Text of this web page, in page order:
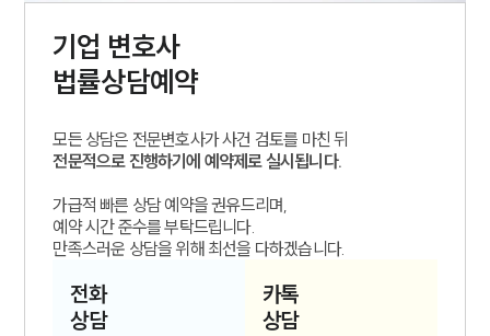
기업 변호사
법률상담예약
모든 상담은 전문변호사가 사건 검토를 마친 뒤
전문적으로 진행하기에 예약제로 실시됩니다.
가급적 빠른 상담 예약을 권유드리며,
예약 시간 준수를 부탁드립니다.
만족스러운 상담을 위해 최선을 다하겠습니다.
전화
상담
카톡
상담